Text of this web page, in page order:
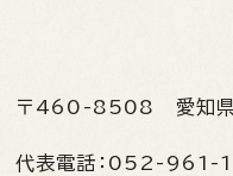
〒460-8508 愛知
代表電話： 052-961-